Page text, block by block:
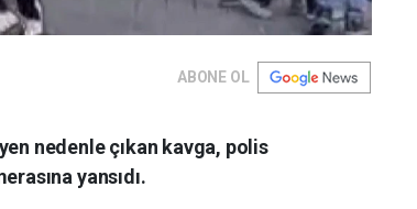
ABONE OL
nedenle çıkan kavga, polis
yansıdı.